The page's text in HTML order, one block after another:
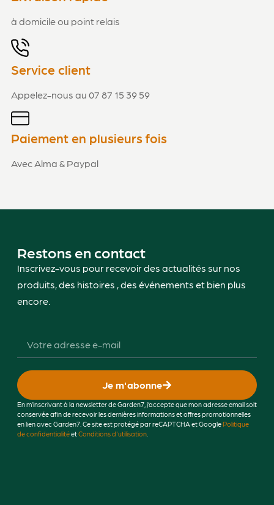
à domicile ou point relais
Service client
Appelez-nous au 07 87 15 39 59
Paiement en plusieurs fois
Avec Alma & Paypal
Restons en contact
Inscrivez-vous pour recevoir des actualités sur nos
produits, des histoires , des événements et bien plus
encore.
Je m'abonne
En m’inscrivant à la newsletter de Garden7, j’accepte que mon adresse email soit
conservée afin de recevoir les dernières informations et offres promotionnelles
en lien avec Garden7. Ce site est protégé par reCAPTCHA et GooglePolitique
de confidentialitéetConditions d'utilisation.